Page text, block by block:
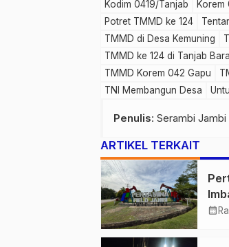
Kodim 0419/Tanjab
Korem
Potret TMMD ke 124
TMMD di Desa Kemuning
TMMD ke 124 di Tanjab
TMMD Korem 042 Gapu
TNI Membangun Desa
Penulis: Serambi Jambi
ARTIKEL TERKAIT
calendar_month